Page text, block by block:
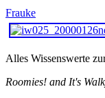
Frauke
Alles Wissenswerte
Roomies! and It's